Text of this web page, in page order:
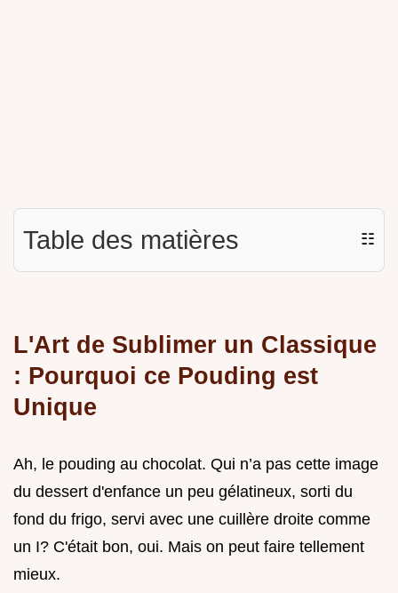
Table des matières ☷
L'Art de Sublimer un Classique
: Pourquoi ce Pouding est
Unique
Ah, le pouding au chocolat. Qui n’a pas cette image
du dessert d'enfance un peu gélatineux, sorti du
fond du frigo, servi avec une cuillère droite comme
un I? C'était bon, oui. Mais on peut faire tellement
mieux.